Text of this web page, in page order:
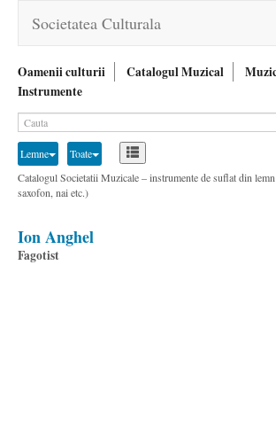
Societatea Culturala
Oamenii culturii Catalogul Muzical
Instrumente
Lemne
Toate
Catalogul Societatii Muzicale – instrumente de suflat din
saxofon, nai etc.)
Ion Anghel
Fagotist